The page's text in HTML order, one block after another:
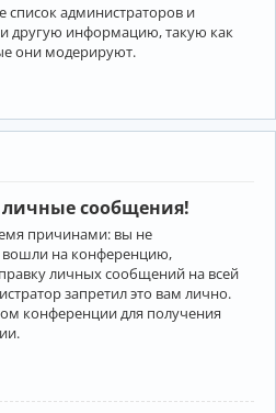
список администраторов и
другую информацию, такую как
они модерируют.
личные сообщения!
причинами: вы не
вошли на конференцию,
личных сообщений на всей
запретил это вам лично.
конференции для получения